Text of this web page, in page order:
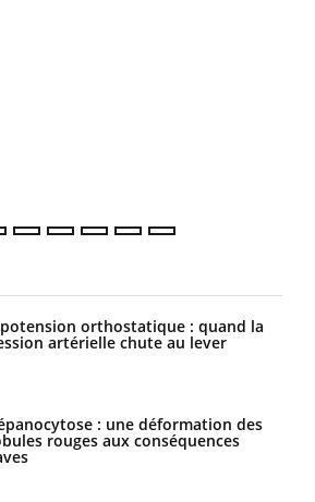
orthostatique : quand la
artérielle chute au lever
: une déformation des
rouges aux conséquences